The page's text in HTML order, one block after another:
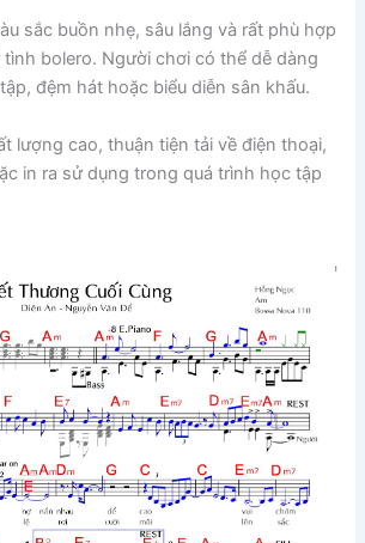
sắc buồn nhẹ, sâu lắng và rất phù hợp
bolero. Người chơi có thể dễ dàng
đệm hát hoặc biểu diễn sân khấu.
lượng cao, thuận tiện tải về điện thoại,
in ra sử dụng trong quá trình học tập